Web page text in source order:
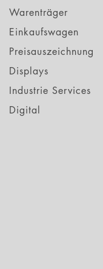
Warenträger
Einkaufswagen
Preisauszeichnung
Displays
Industrie Services
Digital